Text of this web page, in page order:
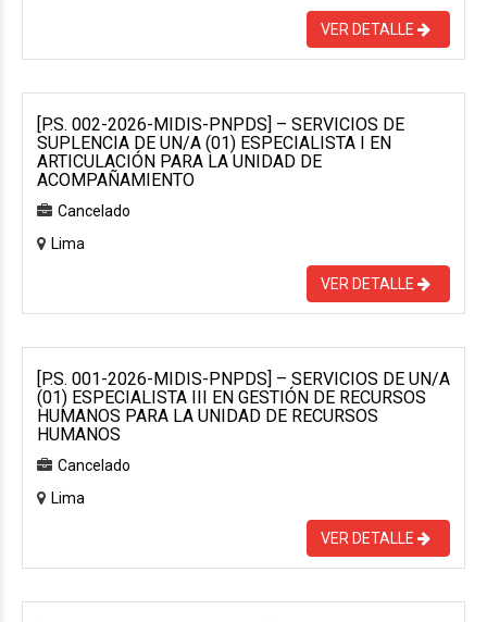
VER DETALLE
[P.S. 002-2026-MIDIS-PNPDS] – SERVICIOS DE
SUPLENCIA DE UN/A (01) ESPECIALISTA I EN
ARTICULACIÓN PARA LA UNIDAD DE
ACOMPAÑAMIENTO
Cancelado
Lima
VER DETALLE
[P.S. 001-2026-MIDIS-PNPDS] – SERVICIOS DE UN/A
(01) ESPECIALISTA III EN GESTIÓN DE RECURSOS
HUMANOS PARA LA UNIDAD DE RECURSOS
HUMANOS
Cancelado
Lima
VER DETALLE